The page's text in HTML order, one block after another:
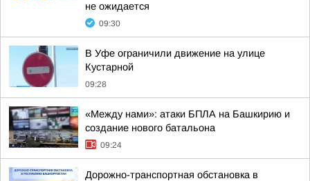
не ожидается
09:30
В Уфе ограничили движение на улице
Кустарной
09:28
«Между нами»: атаки БПЛА на Башкирию и
создание нового батальона
09:24
Дорожно-транспортная обстановка в